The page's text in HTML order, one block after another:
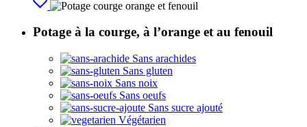
Potage à la courge, à l’orange et au fenouil
Sans arachides
Sans gluten
Sans noix
Sans oeufs
Sans sucre ajouté
Végétarien